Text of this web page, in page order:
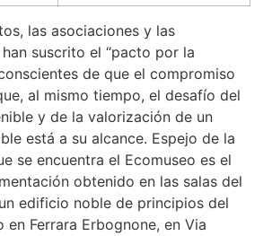
las asociaciones y las
suscrito el “pacto por la
de que el compromiso
al mismo tiempo, el desafío del
y de la valorización de un
está a su alcance. Espejo de la
se encuentra el Ecomuseo es el
obtenido en las salas del
edificio noble de principios del
en Ferrara Erbognone, en Via